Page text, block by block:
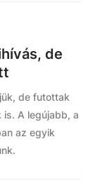
de
de futottak
is. A legújabb, a
az egyik